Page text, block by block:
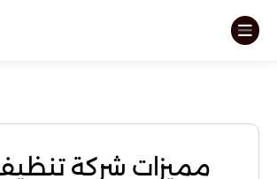
مميزات شركة